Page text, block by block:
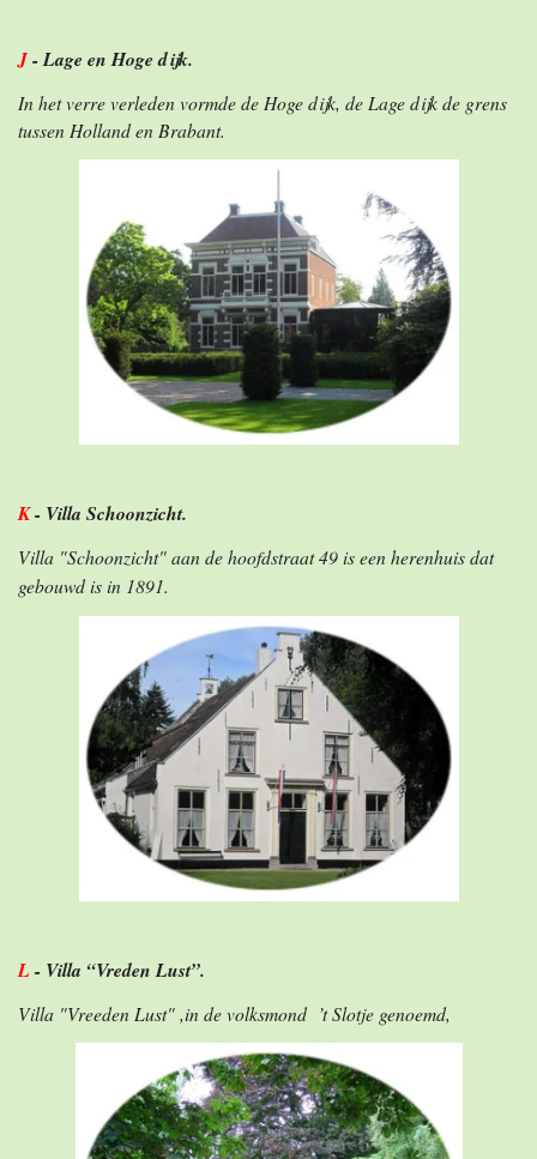
J- Lage en Hoge dijk.
In het verre verleden vormde de Hoge dijk, de Lage dijk de grens
tussen Holland en Brabant.
K- Villa Schoonzicht.
Villa "Schoonzicht" aan de hoofdstraat 49 is een herenhuis dat
gebouwd is in 1891.
L - Villa “Vreden Lust”.
Villa "Vreeden Lust" ,in de volksmond ’t Slotje genoemd,